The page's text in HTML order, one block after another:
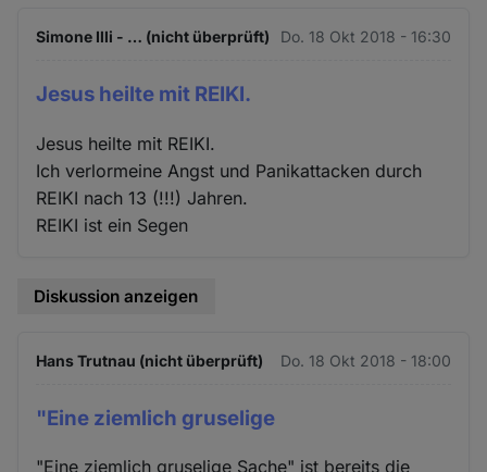
Simone Illi - … (nicht überprüft) Do. 18 Okt 2018 - 16:30
Jesus heilte mit REIKI.
Jesus heilte mit REIKI.
Ich verlormeine Angst und Panikattacken durch
REIKI nach 13 (!!!) Jahren.
REIKI ist ein Segen
Diskussion anzeigen
Hans Trutnau (nicht überprüft) Do. 18 Okt 2018 - 18:00
"Eine ziemlich gruselige
"Eine ziemlich gruselige Sache" ist bereits die